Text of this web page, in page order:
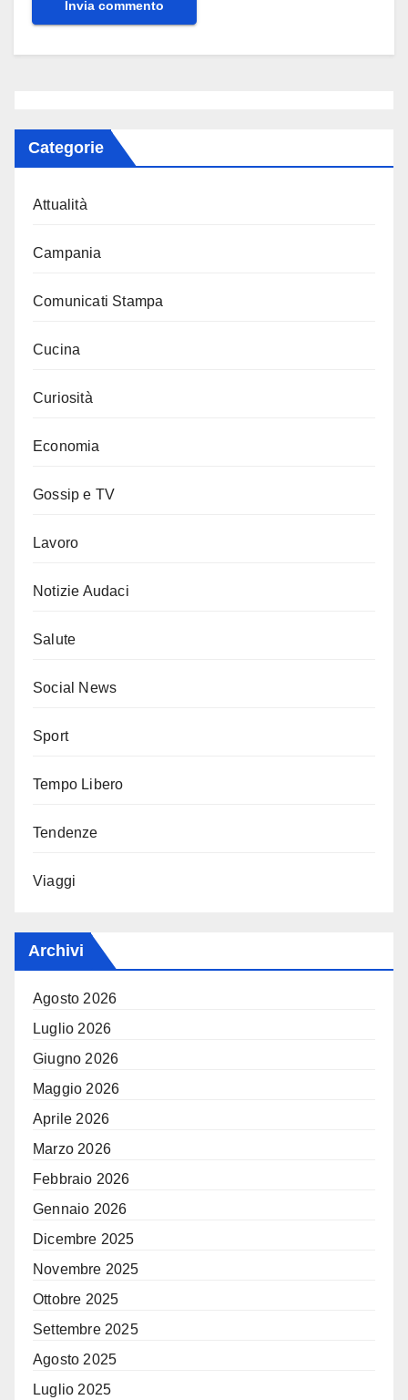
Categorie
Attualità
Campania
Comunicati Stampa
Cucina
Curiosità
Economia
Gossip e TV
Lavoro
Notizie Audaci
Salute
Social News
Sport
Tempo Libero
Tendenze
Viaggi
Archivi
Agosto 2026
Luglio 2026
Giugno 2026
Maggio 2026
Aprile 2026
Marzo 2026
Febbraio 2026
Gennaio 2026
Dicembre 2025
Novembre 2025
Ottobre 2025
Settembre 2025
Agosto 2025
Luglio 2025